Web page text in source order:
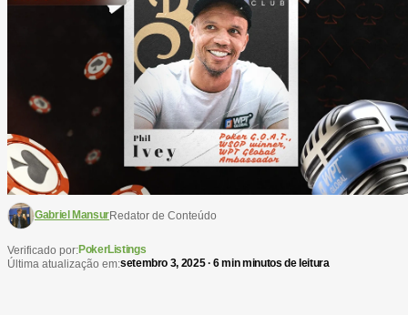
Gabriel MansurRedator de Conteúdo
Verificado por:PokerListings
Última atualização em:setembro 3, 2025 · 6 min minutos de leitura